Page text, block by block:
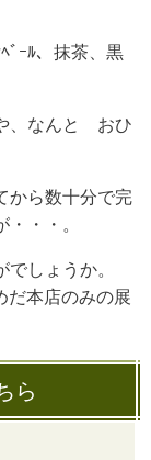
ﾞｰﾙ、抹茶、黒
、なんと おひ
から数十分で完
・・。
しょうか。
だ本店のみの展
ら